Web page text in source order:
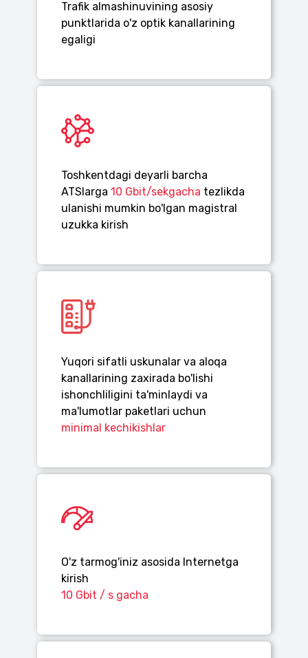
Trafik almashinuvining asosiy
punktlarida o'z optik kanallarining
egaligi
Toshkentdagi deyarli barcha
ATSlarga 10 Gbit/sekgacha tezlikda
ulanishi mumkin bo'lgan magistral
uzukka kirish
Yuqori sifatli uskunalar va aloqa
kanallarining zaxirada bo'lishi
ishonchliligini ta'minlaydi va
ma'lumotlar paketlari uchun
minimal kechikishlar
O'z tarmog'iniz asosida Internetga
kirish
10 Gbit / s gacha